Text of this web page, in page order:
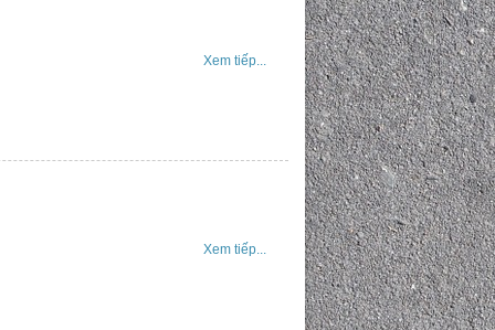
Xem tiếp...
Xem tiếp...